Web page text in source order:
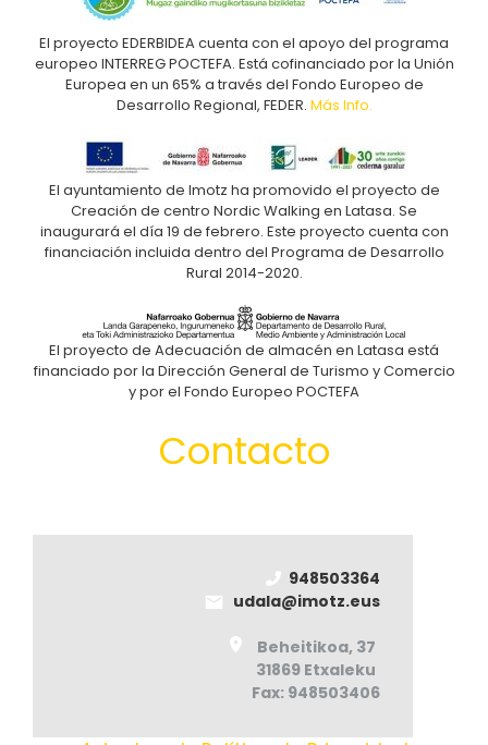
El proyecto EDERBIDEA cuenta con el apoyo del programa
europeo INTERREG POCTEFA. Está cofinanciado por la Unión
Europea en un 65% a través del Fondo Europeo de
Desarrollo Regional, FEDER. Más Info.
El ayuntamiento de Imotz ha promovido el proyecto de
Creación de centro Nordic Walking en Latasa. Se
inaugurará el día 19 de febrero. Este proyecto cuenta con
financiación incluida dentro del Programa de Desarrollo
Rural 2014-2020.
El proyecto de Adecuación de almacén en Latasa está
financiado por la Dirección General de Turismo y Comercio
y por el Fondo Europeo POCTEFA
Contacto
948503364
udala@imotz.eus
Beheitikoa, 37
31869 Etxaleku
Fax: 948503406